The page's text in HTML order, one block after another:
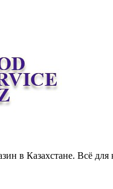
в Казахстане. Всё